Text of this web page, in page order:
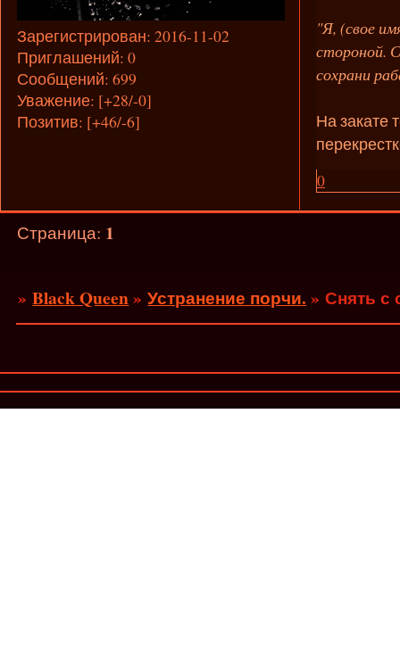
Зарегистрирован: 2016-11-02
Приглашений: 0
Сообщений: 699
Уважение: [+28/-0]
Позитив: [+46/-6]
"Я, (свое
стороной.
сохрани
На закате
0
Страница: 1
»Black Queen»Устранение порчи. »Снять с